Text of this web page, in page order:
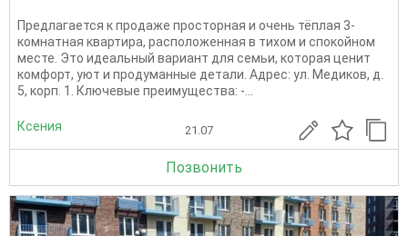
Предлагается к продаже просторная и очень тёплая 3-
комнатная квартира, расположенная в тихом и спокойном
месте. Это идеальный вариант для семьи, которая ценит
комфорт, уют и продуманные детали. Адрес: ул. Медиков, д.
5, корп. 1. Ключевые преимущества: -...
Ксения 21.07
Позвонить